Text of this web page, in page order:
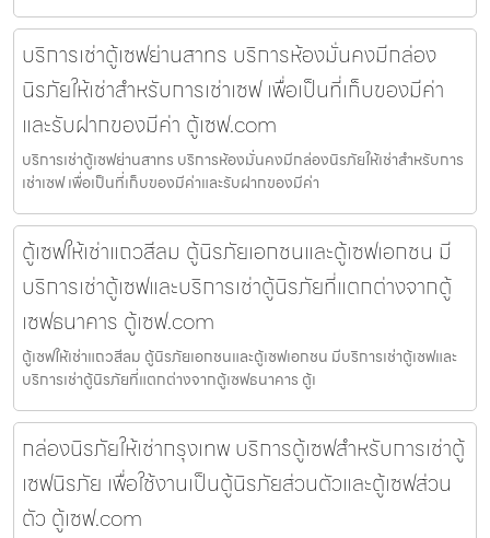
บริการเช่าตู้เซฟย่านสาทร บริการห้องมั่นคงมีกล่อง
นิรภัยให้เช่าสำหรับการเช่าเซฟ เพื่อเป็นที่เก็บของมีค่า
และรับฝากของมีค่า ตู้เซฟ.com
บริการเช่าตู้เซฟย่านสาทร บริการห้องมั่นคงมีกล่องนิรภัยให้เช่าสำหรับการ
เช่าเซฟ เพื่อเป็นที่เก็บของมีค่าและรับฝากของมีค่า
ตู้เซฟให้เช่าแถวสีลม ตู้นิรภัยเอกชนและตู้เซฟเอกชน มี
บริการเช่าตู้เซฟและบริการเช่าตู้นิรภัยที่แตกต่างจากตู้
เซฟธนาคาร ตู้เซฟ.com
ตู้เซฟให้เช่าแถวสีลม ตู้นิรภัยเอกชนและตู้เซฟเอกชน มีบริการเช่าตู้เซฟและ
บริการเช่าตู้นิรภัยที่แตกต่างจากตู้เซฟธนาคาร ตู้เ
กล่องนิรภัยให้เช่ากรุงเทพ บริการตู้เซฟสำหรับการเช่าตู้
เซฟนิรภัย เพื่อใช้งานเป็นตู้นิรภัยส่วนตัวและตู้เซฟส่วน
ตัว ตู้เซฟ.com